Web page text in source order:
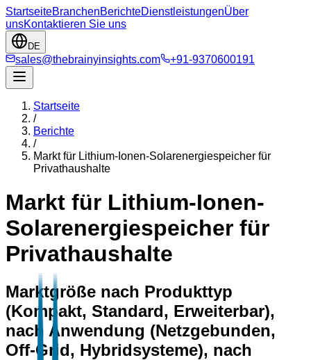
StartseiteBranchenBerichteDienstleistungenÜber
unsKontaktieren Sie uns
DE
sales@thebrainyinsights.com +91-9370600191
Startseite
/
Berichte
/
Markt für Lithium-Ionen-Solarenergiespeicher für
Privathaushalte
Markt für Lithium-Ionen-
Solarenergiespeicher für
Privathaushalte
Marktgröße nach Produkttyp
(Kompakt, Standard, Erweiterbar),
nach Anwendung (Netzgebunden,
Off-Grid, Hybridsysteme), nach